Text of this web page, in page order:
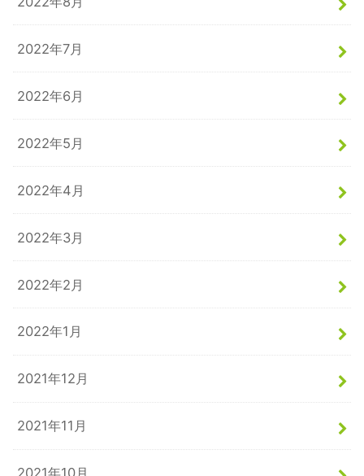
2022年7月
2022年6月
2022年5月
2022年4月
2022年3月
2022年2月
2022年1月
2021年12月
2021年11月